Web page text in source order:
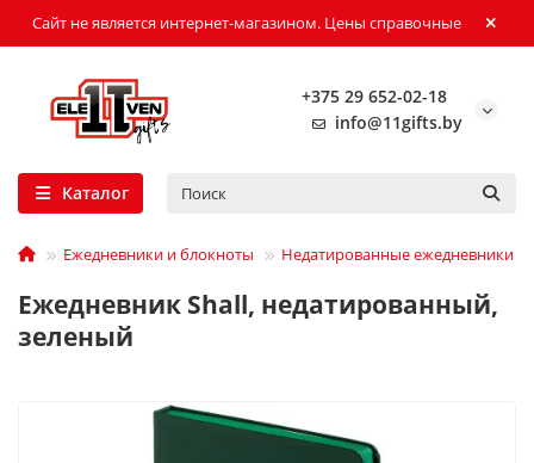
Сайт не является интернет-магазином. Цены справочные
+375 29 652-02-18
info@11gifts.by
Каталог
Ежедневники и блокноты Недатированные ежедневники
Ежедневник Shall, недатированный,
зеленый